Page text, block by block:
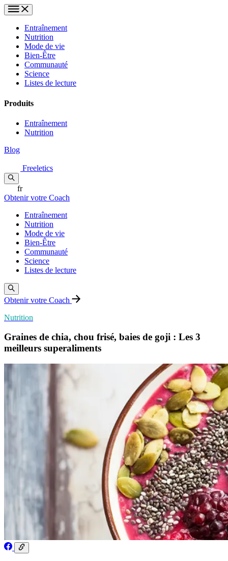
Entraînement
Nutrition
Mode de vie
Bien-Être
Communauté
Science
Listes de lecture
Produits
Entraînement
Nutrition
Blog
Freeletics
fr
Obtenir votre Coach
Entraînement
Nutrition
Mode de vie
Bien-Être
Communauté
Science
Listes de lecture
Obtenir votre Coach
Nutrition
Graines de chia, chou frisé, baies de goji : Les 3
meilleurs superaliments